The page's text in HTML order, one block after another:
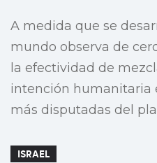
A medida que se
mundo observa de
la efectividad de
intención humanitaria
más disputadas del
ISRAEL